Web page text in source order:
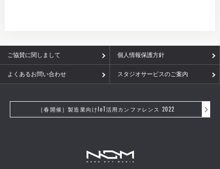
ご協賛に関しまして 個人情報保護方針
よくあるお問い合わせ スタジオサービスのご案内
［春開催］製造業向けIoT活用カンファレンス 2022